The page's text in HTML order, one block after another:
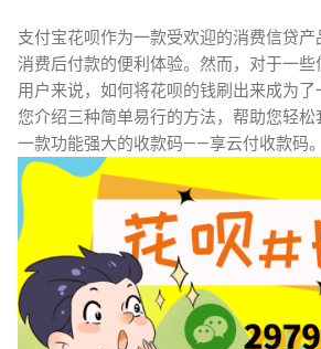
支付宝花呗作为一款受欢迎的消费信贷
消费后付款的便利体验。然而，对于一
用户来说，如何将花呗的钱刷出来成为
您介绍三种简单易行的方法，帮助您轻
一款功能强大的收款码——享云付收款码。